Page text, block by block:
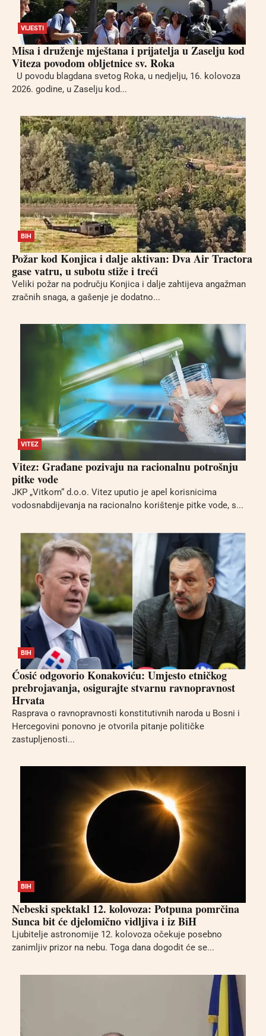
VIJESTI
Misa i druženje mještana i prijatelja u Zaselju kod
Viteza povodom obljetnice sv. Roka
U povodu blagdana svetog Roka, u nedjelju, 16. kolovoza
2026. godine, u Zaselju kod...
BIH
Požar kod Konjica i dalje aktivan: Dva Air Tractora
gase vatru, u subotu stiže i treći
Veliki požar na području Konjica i dalje zahtijeva angažman
zračnih snaga, a gašenje je dodatno...
VITEZ
Vitez: Građane pozivaju na racionalnu potrošnju
pitke vode
JKP „Vitkom“ d.o.o. Vitez uputio je apel korisnicima
vodosnabdijevanja na racionalno korištenje pitke vode, s...
BIH
Ćosić odgovorio Konakoviću: Umjesto etničkog
prebrojavanja, osigurajte stvarnu ravnopravnost
Hrvata
Rasprava o ravnopravnosti konstitutivnih naroda u Bosni i
Hercegovini ponovno je otvorila pitanje političke
zastupljenosti...
BIH
Nebeski spektakl 12. kolovoza: Potpuna pomrčina
Sunca bit će djelomično vidljiva i iz BiH
Ljubitelje astronomije 12. kolovoza očekuje posebno
zanimljiv prizor na nebu. Toga dana dogodit će se...